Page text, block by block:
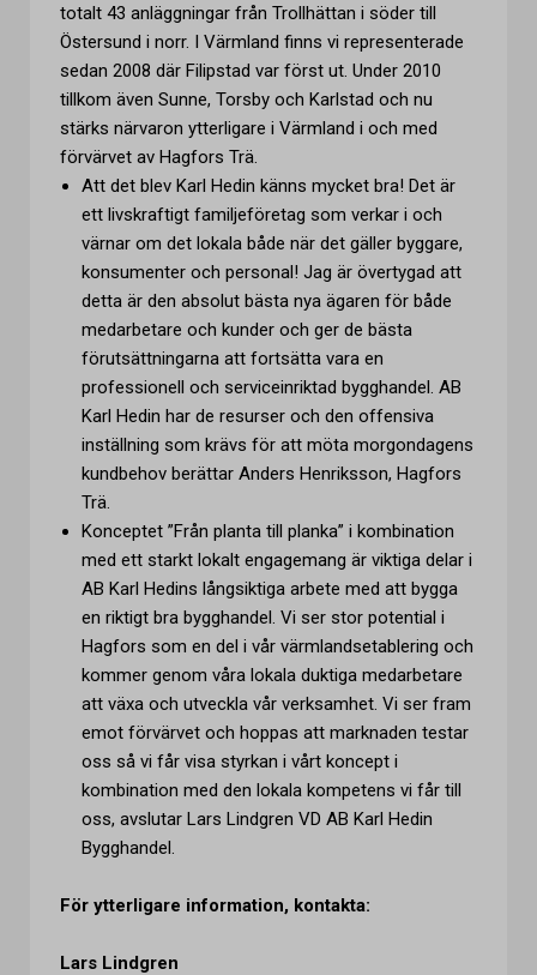
totalt 43 anläggningar från Trollhättan i söder till
Östersund i norr. I Värmland finns vi representerade
sedan 2008 där Filipstad var först ut. Under 2010
tillkom även Sunne, Torsby och Karlstad och nu
stärks närvaron ytterligare i Värmland i och med
förvärvet av Hagfors Trä.
Att det blev Karl Hedin känns mycket bra! Det är
ett livskraftigt familjeföretag som verkar i och
värnar om det lokala både när det gäller byggare,
konsumenter och personal! Jag är övertygad att
detta är den absolut bästa nya ägaren för både
medarbetare och kunder och ger de bästa
förutsättningarna att fortsätta vara en
professionell och serviceinriktad bygghandel. AB
Karl Hedin har de resurser och den offensiva
inställning som krävs för att möta morgondagens
kundbehov berättar Anders Henriksson, Hagfors
Trä.
Konceptet ”Från planta till planka” i kombination
med ett starkt lokalt engagemang är viktiga delar i
AB Karl Hedins långsiktiga arbete med att bygga
en riktigt bra bygghandel. Vi ser stor potential i
Hagfors som en del i vår värmlandsetablering och
kommer genom våra lokala duktiga medarbetare
att växa och utveckla vår verksamhet. Vi ser fram
emot förvärvet och hoppas att marknaden testar
oss så vi får visa styrkan i vårt koncept i
kombination med den lokala kompetens vi får till
oss, avslutar Lars Lindgren VD AB Karl Hedin
Bygghandel.
För ytterligare information, kontakta:
Lars Lindgren